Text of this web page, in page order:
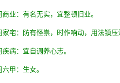
业：有名无实，宜整顿旧业。
宅：防有怪祟，时作响动，用法镇压
病：宜自调养心志。
甲：生女。